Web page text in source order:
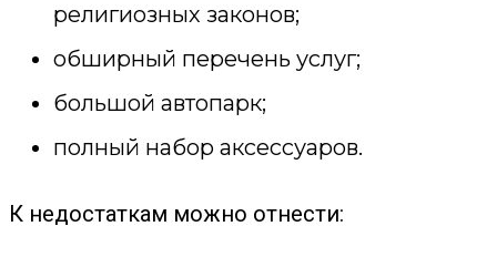
религиозных законов;
обширный перечень услуг;
большой автопарк;
полный набор аксессуаров.
К недостаткам можно отнести: